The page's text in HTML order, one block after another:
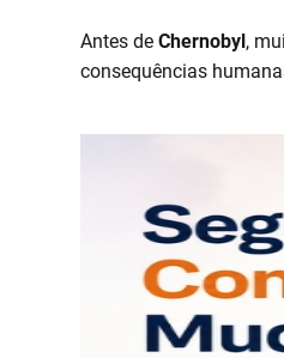
Antes deChernobyl,
consequências